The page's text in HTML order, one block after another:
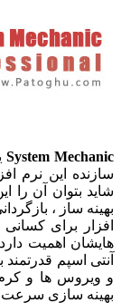
System
این نرم
بتوان آن را
ساز ،
برای کسانی
اهمیت
اسپم قدرتمند
ویروس ها و کرم
سازی سرعت